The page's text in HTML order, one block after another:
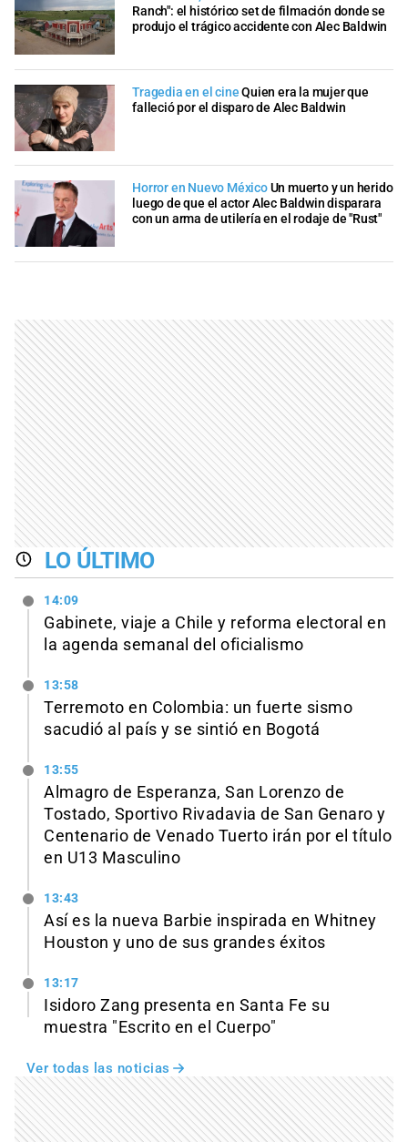
Ranch": el histórico set de filmación donde se
produjo el trágico accidente con Alec Baldwin
Tragedia en el cineQuien era la mujer que
falleció por el disparo de Alec Baldwin
Horror en Nuevo MéxicoUn muerto y un herido
luego de que el actor Alec Baldwin disparara
con un arma de utilería en el rodaje de "Rust"
LO ÚLTIMO
14:09
Gabinete, viaje a Chile y reforma electoral en
la agenda semanal del oficialismo
13:58
Terremoto en Colombia: un fuerte sismo
sacudió al país y se sintió en Bogotá
13:55
Almagro de Esperanza, San Lorenzo de
Tostado, Sportivo Rivadavia de San Genaro y
Centenario de Venado Tuerto irán por el título
en U13 Masculino
13:43
Así es la nueva Barbie inspirada en Whitney
Houston y uno de sus grandes éxitos
13:17
Isidoro Zang presenta en Santa Fe su
muestra "Escrito en el Cuerpo"
Ver todas las noticias